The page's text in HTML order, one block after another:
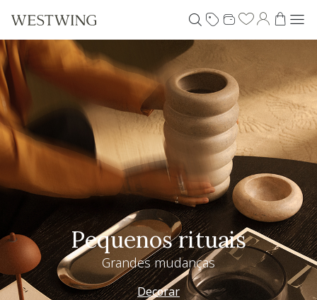
Pequenos rituais
Grandes mudanças
Decorar